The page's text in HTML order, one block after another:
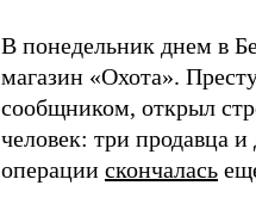
В понедельник днем в
магазин «Охота».
сообщником, открыл
человек: три продавца
операции скончалась